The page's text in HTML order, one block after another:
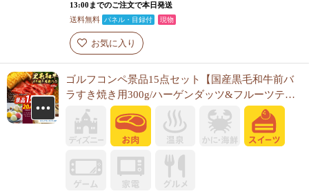
13:00までのご注文で本日発送
送料無料 パネル・目録付 現物
お気に入り
ゴルフコンペ景品15点セット【国産黒毛和牛前バ
ラすき焼き用300g/ハーゲンダッツ&フルーツティ
アラアイスセット 他】A3パネル・目録付き<送料
無料>